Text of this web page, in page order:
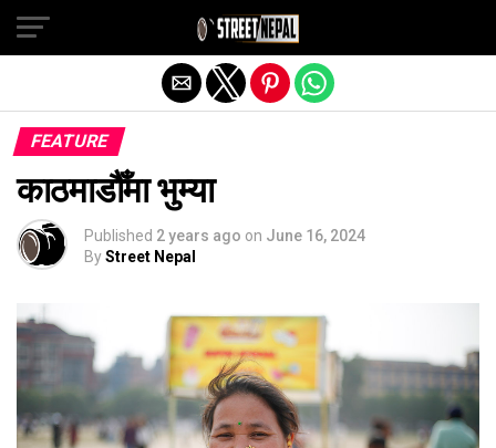
FEATURE
काठमाडौँमा भुम्या
Published 2 years ago on June 16, 2024
ByStreet Nepal
Exit mobile version